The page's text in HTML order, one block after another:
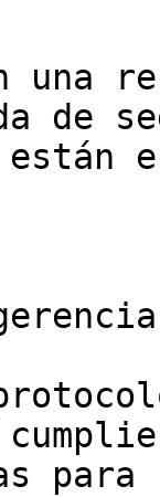
una
de